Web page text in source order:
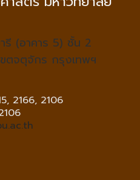
รี (อาคาร 5) ชั้น 2
ตจตุจักร กรุงเทพฯ
2166, 2106